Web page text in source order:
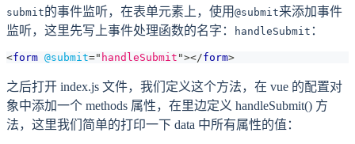
submit的事件监听，在表单元素上，使用 @submit来添加事件
监听，这里先写上事件处理函数的名字：
handleSubmit ：
<form @submit=" handleSubmit "></form>
之后打开 index.js 文件，我们定义这个方法，在 vue 的配置对
象中添加一个 methods 属性，在里边定义 handleSubmit() 方
法，这里我们简单的打印一下 data 中所有属性的值：